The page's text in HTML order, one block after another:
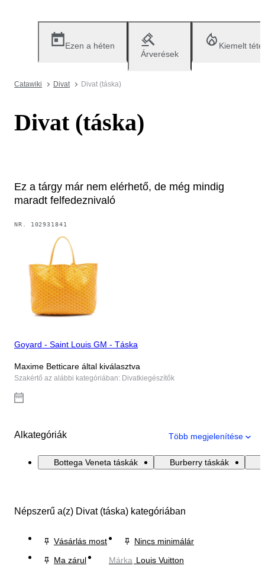
Ezen a héten
Árverések
Kiemelt
Catawiki Divat Divat (táska)
Divat (táska)
Ez a tárgy már nem elérhető, de még mindig
maradt felfedeznivaló
NR. 102931841
Goyard - Saint Louis GM - Táska
Maxime Betticare által kiválasztva
Szakértő az alábbi kategóriában: Divatkiegészítők
Alkategóriák Több megjelenítése
Bottega Veneta táskák Burberry táskák
Népszerű a(z) Divat (táska) kategóriában
Vásárlás most
Nincs minimálár
Ma zárul
Márka Louis Vuitton